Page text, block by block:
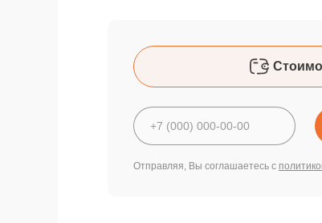
Отправляя, Вы соглашаетесь с